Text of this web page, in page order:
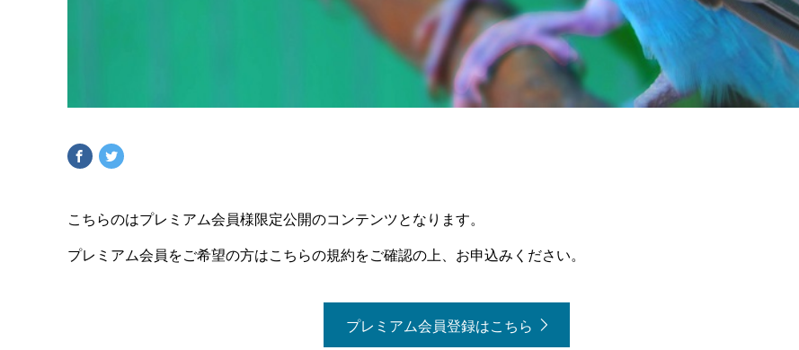
こちらのはプレミアム会員様限定公開のコンテンツとなります。
プレミアム会員をご希望の方はこちらの規約をご確認の上、お申込みください。
プレミアム会員登録はこちら